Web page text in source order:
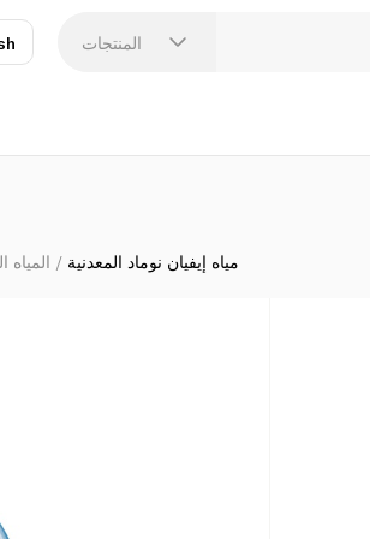
المنتجات
المياه مياه إيفيان نوماد المعدنية